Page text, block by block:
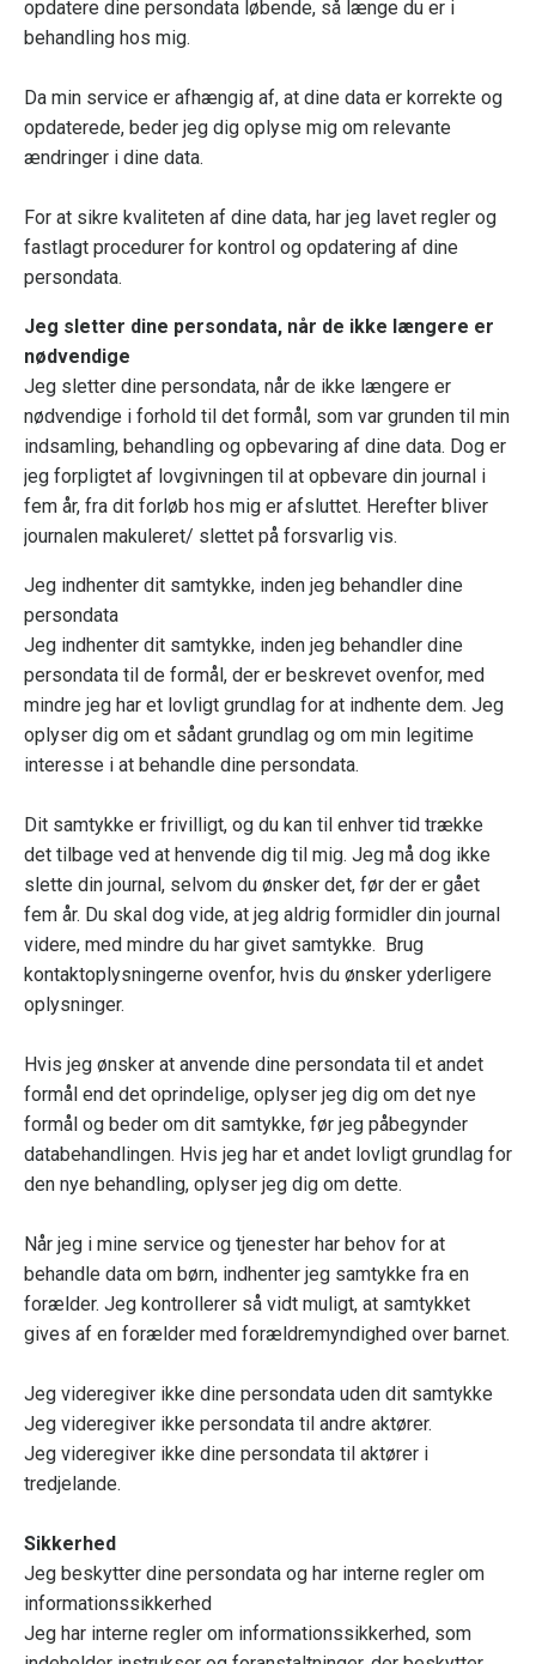
opdatere dine persondata løbende, så længe du er i
behandling hos mig.
Da min service er afhængig af, at dine data er korrekte og
opdaterede, beder jeg dig oplyse mig om relevante
ændringer i dine data.
For at sikre kvaliteten af dine data, har jeg lavet regler og
fastlagt procedurer for kontrol og opdatering af dine
persondata.
Jeg sletter dine persondata, når de ikke længere er
nødvendige
Jeg sletter dine persondata, når de ikke længere er
nødvendige i forhold til det formål, som var grunden til min
indsamling, behandling og opbevaring af dine data. Dog er
jeg forpligtet af lovgivningen til at opbevare din journal i
fem år, fra dit forløb hos mig er afsluttet. Herefter bliver
journalen makuleret/ slettet på forsvarlig vis.
Jeg indhenter dit samtykke, inden jeg behandler dine
persondata
Jeg indhenter dit samtykke, inden jeg behandler dine
persondata til de formål, der er beskrevet ovenfor, med
mindre jeg har et lovligt grundlag for at indhente dem. Jeg
oplyser dig om et sådant grundlag og om min legitime
interesse i at behandle dine persondata.
Dit samtykke er frivilligt, og du kan til enhver tid trække
det tilbage ved at henvende dig til mig. Jeg må dog ikke
slette din journal, selvom du ønsker det, før der er gået
fem år. Du skal dog vide, at jeg aldrig formidler din journal
videre, med mindre du har givet samtykke. Brug
kontaktoplysningerne ovenfor, hvis du ønsker yderligere
oplysninger.
Hvis jeg ønsker at anvende dine persondata til et andet
formål end det oprindelige, oplyser jeg dig om det nye
formål og beder om dit samtykke, før jeg påbegynder
databehandlingen. Hvis jeg har et andet lovligt grundlag for
den nye behandling, oplyser jeg dig om dette.
Når jeg i mine service og tjenester har behov for at
behandle data om børn, indhenter jeg samtykke fra en
forælder. Jeg kontrollerer så vidt muligt, at samtykket
gives af en forælder med forældremyndighed over barnet.
Jeg videregiver ikke dine persondata uden dit samtykke
Jeg videregiver ikke persondata til andre aktører.
Jeg videregiver ikke dine persondata til aktører i
tredjelande.
Sikkerhed
Jeg beskytter dine persondata og har interne regler om
informationssikkerhed
Jeg har interne regler om informationssikkerhed, som